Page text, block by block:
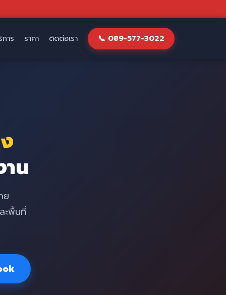
าร ราคา ติดต่อเรา 📞 089-577-3022
น
ย
ะพื้นที่